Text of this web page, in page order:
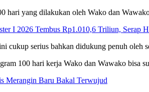
hari yang dilakukan oleh Wako dan
I 2026 Tembus Rp1.010,6 Triliun, Serap
cukup serius bahkan didukung penuh oleh
100 hari kerja Wako dan Wawako bisa
Merangin Baru Bakal Terwujud